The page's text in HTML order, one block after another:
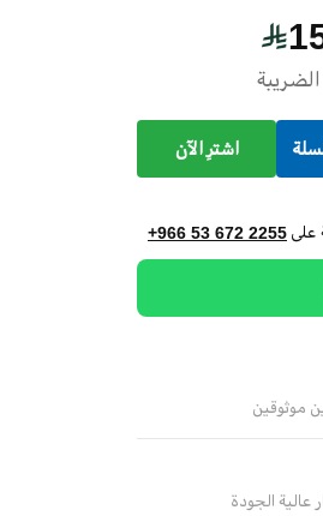
اشترِ الآن
على +966 53 672 2255
موثوقين
عالية الجودة